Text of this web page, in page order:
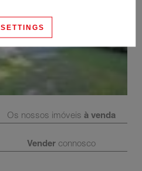
Os nossos imóveis à venda
Vender connosco
SETTINGS